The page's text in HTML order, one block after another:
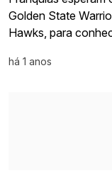
Golden State
Hawks, para
há 1 anos